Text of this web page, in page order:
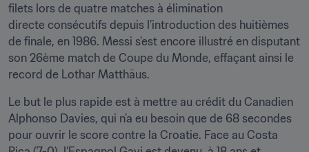
filets lors de quatre matches à élimination
directe consécutifs depuis l’introduction des huitièmes
de finale, en 1986. Messi s’est encore illustré en disputant
son 26ème match de Coupe du Monde, effaçant ainsi le
record de Lothar Matthäus.
Le but le plus rapide est à mettre au crédit du Canadien
Alphonso Davies, qui n’a eu besoin que de 68 secondes
pour ouvrir le score contre la Croatie. Face au Costa